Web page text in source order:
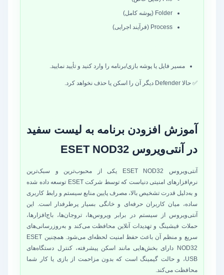
Folder (پوشه کامل)
Process (فرآیند اجرایی)
مسیر فایل یا پوشه بازی/برنامه را وارد کنید و تأیید نمایید.
✅ حالا Defender دیگر آن را اسکن یا حذف نخواهد کرد.
آموزش افزودن برنامه به لیست سفید
در آنتی‌ویروس ESET NOD32
آنتی‌ویروس ESET NOD32 یکی از محبوب‌ترین و سبک‌ترین
نرم‌افزارهای امنیتی دنیاست که توسط شرکت ESET توسعه داده شده
و به‌دلیل قدرت تشخیص بالا، مصرف پایین منابع سیستم و رابط کاربری
ساده، میان کاربران حرفه‌ای و خانگی بسیار پرطرفدار است. این
آنتی‌ویروس از سیستم در برابر ویروس‌ها، تروجان‌ها، باج‌افزارها،
حملات فیشینگ و تهدیدات آنلاین محافظت می‌کند و به‌روزرسانی‌های
سریع و منظم آن باعث حفظ امنیت لحظه‌ای می‌شود. همچنین ESET
NOD32 دارای بخش‌هایی مانند اسکن پیشرفته، کنترل دستگاه‌های
USB، و حالت گیمینگ است که بدون مزاحمت از بازی یا کار شما
محافظت می‌کند.